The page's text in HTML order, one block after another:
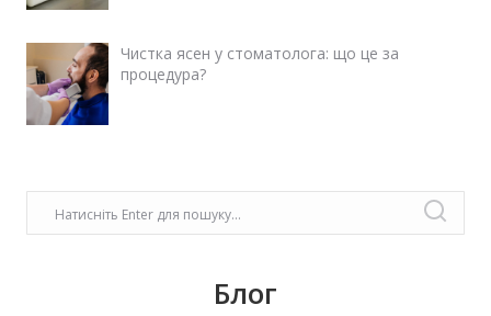
Чистка ясен у стоматолога: що це за
процедура?
Блог